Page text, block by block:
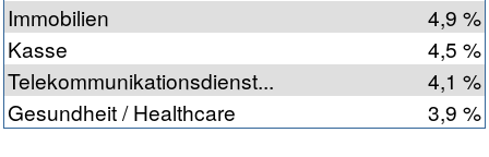
Immobilien
4,9 %
Kasse
4,5 %
Telekommunikationsdienst...
4,1 %
Gesundheit / Healthcare
3,9 %